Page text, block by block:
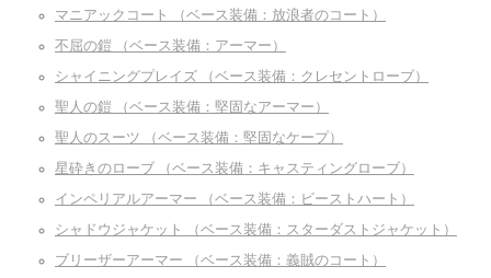
マニアックコート （ベース装備：放浪者のコート）
不屈の鎧 （ベース装備：アーマー）
シャイニングプレイズ （ベース装備：クレセントローブ）
聖人の鎧 （ベース装備：堅固なアーマー）
聖人のスーツ （ベース装備：堅固なケープ）
星砕きのローブ （ベース装備：キャスティングローブ）
インペリアルアーマー （ベース装備：ビーストハート）
シャドウジャケット （ベース装備：スターダストジャケット）
ブリーザーアーマー （ベース装備：義賊のコート）